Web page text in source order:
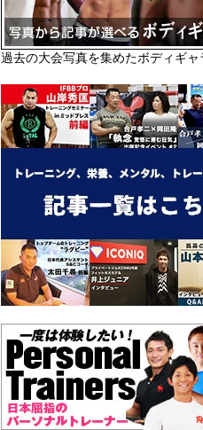
過去の大会写真を集めたボディギャ